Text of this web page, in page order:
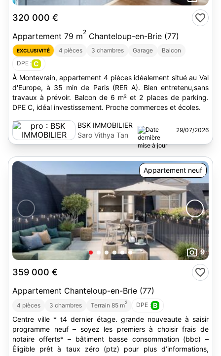
320 000 €
Appartement 79 m2 Chanteloup-en-Brie (77)
EXCLUSIVITÉ 4 pièces 3 chambres Garage
Balcon
DPE : C
À Montevrain, appartement 4 pièces idéalement situé au Val
d'Europe, à 35 min de Paris (RER A). Bien entretenu,sans
travaux à prévoir. Balcon de 6 m² et 2 places de parking.
DPE C, idéal investissement. Proche commerces et écoles.
BSK IMMOBILIER
Saro Vithya Tan
29/07/2026
Appartement neuf
9
359 000 €
Appartement Chanteloup-en-Brie (77)
4 pièces 3 chambres Terrain 85 m2 DPE : B
Centre ville * t4 dernier étage. grande nouveaute à saisir
programme neuf – soyez les premiers à choisir frais de
notaire offerts* – bâtiment basse consommation (bbc) –
Éligible prêt à taux zéro (ptz) pour plus d’informations,